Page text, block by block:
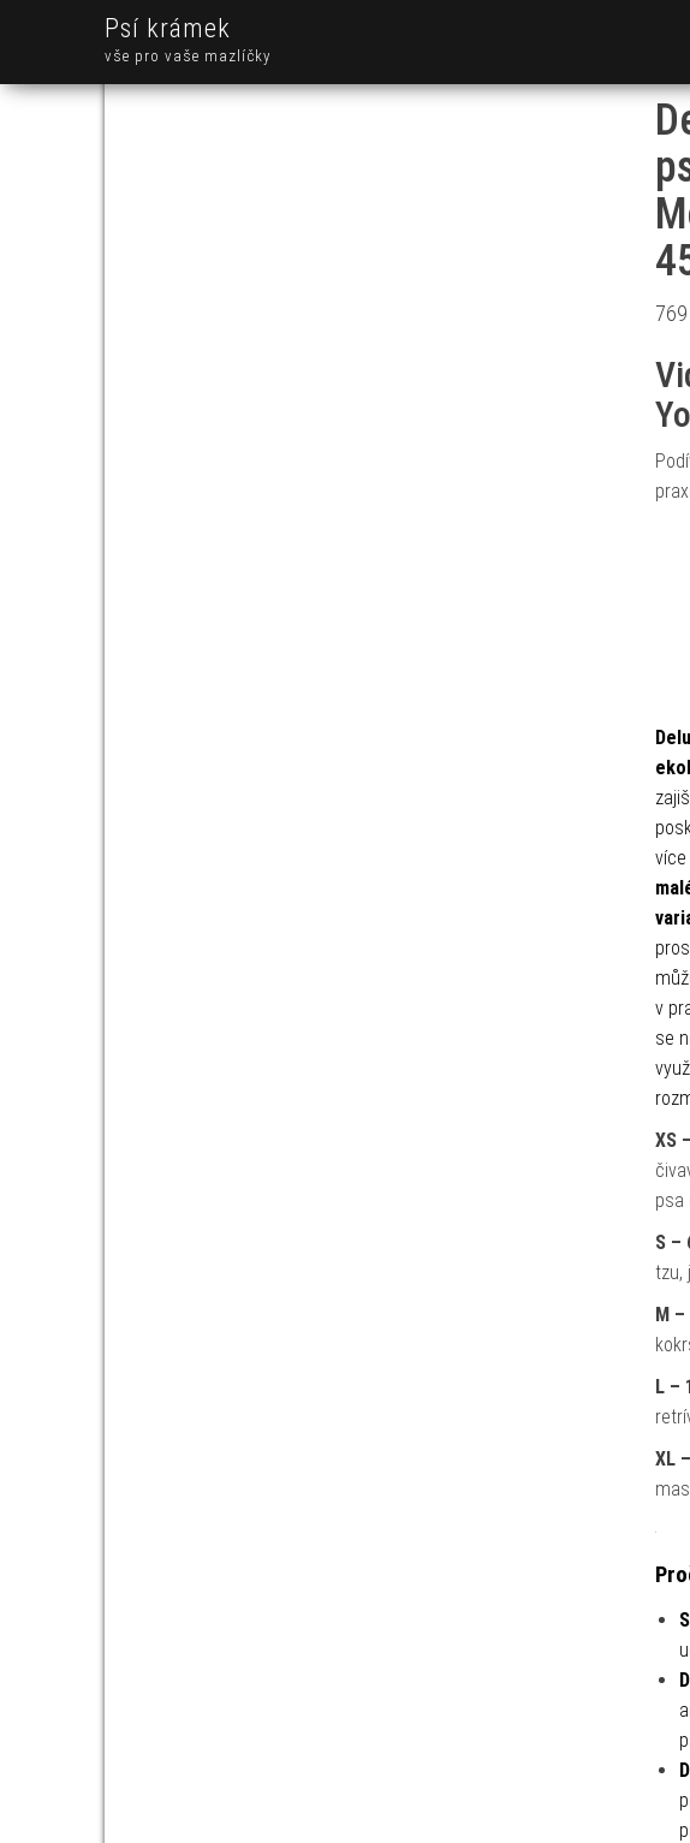
Psí krámek
vše pro vaše mazlíčky
769
v
se
XS
psa
S –
tzu,
M –
L –
XL